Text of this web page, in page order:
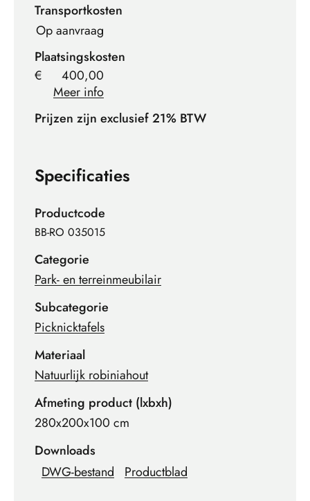
Transportkosten
Op aanvraag
Plaatsingskosten
€
400,00
Meer info
Prijzen zijn exclusief 21% BTW
Specificaties
Productcode
BB-RO 035015
Categorie
Park- en terreinmeubilair
Subcategorie
Picknicktafels
Materiaal
Natuurlijk robiniahout
Afmeting product (lxbxh)
280x200x100 cm
Downloads
DWG-bestand
Productblad